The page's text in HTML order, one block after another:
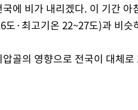
에 비가 내리겠다. 이 기간
도·최고기온 22~27도)과 비슷
골의 영향으로 전국이 대체